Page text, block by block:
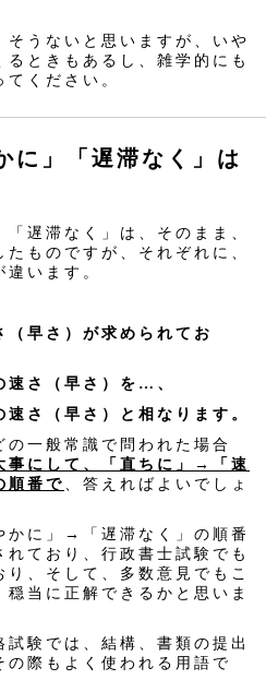
うないと思いますが、いや
ときもあるし、雑学的にも
ください。
に」「遅滞なく」は
遅滞なく」は、そのまま、
ものですが、それぞれに、
います。
（早さ）が求められてお
速さ（早さ）を…、
速さ（早さ）と相なります。
一般常識で問われた場合
事にして、「直ちに」→「速
順番で
、答えればよいでしょ
に」→「遅滞なく」の順番
ており、行政書士試験でも
り、そして、多数意見でもこ
当に正解できるかと思いま
験では、結構、書類の提出
際もよく使われる用語で